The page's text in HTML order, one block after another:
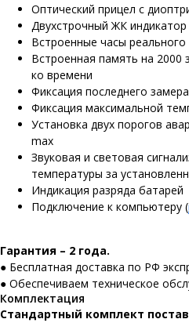
Оптический прицел с
Двухстрочный ЖК индикатор
Встроенные часы
Встроенная память на 2000
ко времени
Фиксация последнего замера
Фиксация максимальной
Установка двух порогов
max
Звуковая и световая
температуры за
Индикация разряда батарей
Подключение к компьютеру (
Гарантия – 2 года.
● Бесплатная доставка по РФ
● Обеспечиваем техническое
Комплектация
Стандартный комплект